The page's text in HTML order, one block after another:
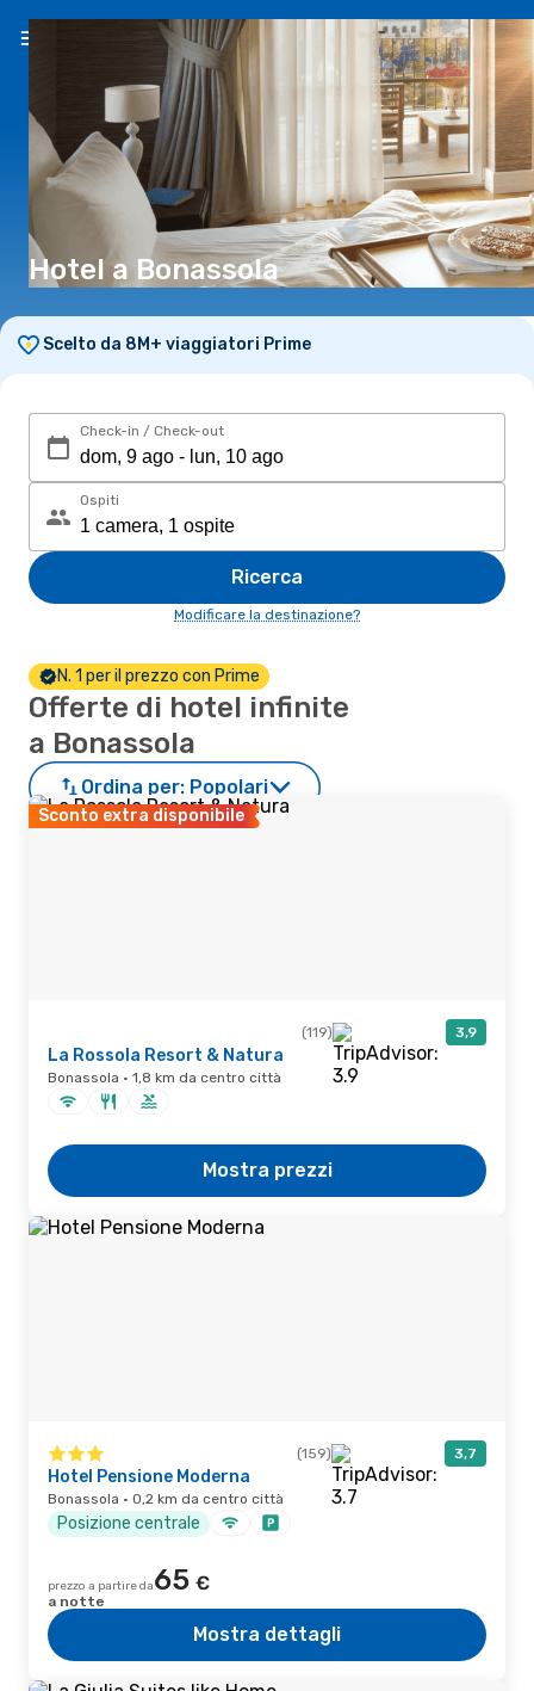
IT(€)
Hotel a Bonassola
Scelto da 8M+ viaggiatori Prime
Check-in / Check-out
Ospiti
Ricerca
Modificare la destinazione?
N. 1 per il prezzo con Prime
Offerte di hotel infinite
a Bonassola
Ordina per: Popolari
Sconto extra disponibile
(119) 3,9
La Rossola Resort & Natura
Bonassola · 1,8 km da centro città
Mostra prezzi
(159) 3,7
Hotel Pensione Moderna
Bonassola · 0,2 km da centro città
Posizione centrale
prezzo a partire da65 €
a notte
Mostra dettagli